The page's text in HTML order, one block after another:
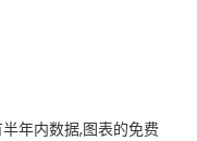
年内数据,图表的免费